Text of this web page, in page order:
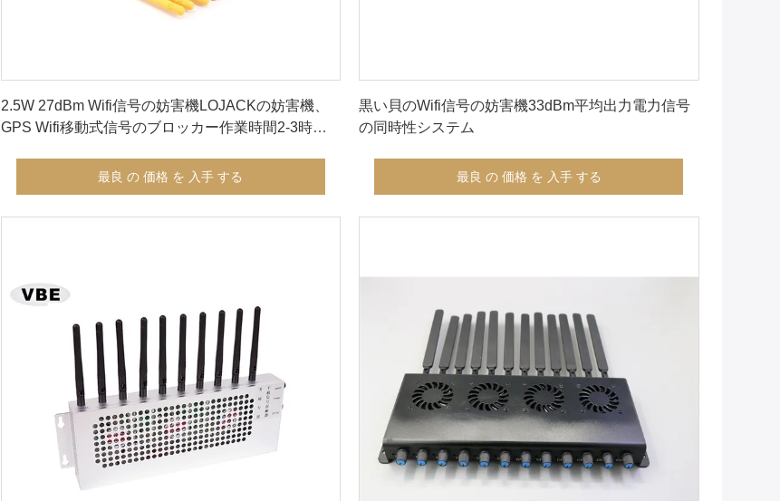
2.5W 27dBm Wifi信号の妨害機LOJACKの妨害機、
GPS Wifi移動式信号のブロッカー作業時間2-3時間
最良 の 価格 を 入手 する
黒い貝のWifi信号の妨害機33dBm平均出力電力信号
の同時性システム
最良 の 価格 を 入手 する